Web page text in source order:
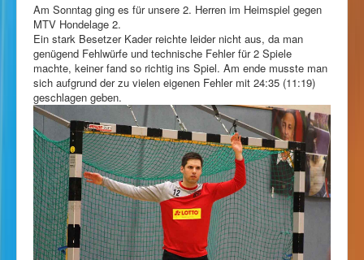
Am Sonntag ging es für unsere 2. Herren im Heimspiel gegen
MTV Hondelage 2.
Ein stark Besetzer Kader reichte leider nicht aus, da man
genügend Fehlwürfe und technische Fehler für 2 Spiele
machte, keiner fand so richtig ins Spiel. Am ende musste man
sich aufgrund der zu vielen eigenen Fehler mit 24:35 (11:19)
geschlagen geben.